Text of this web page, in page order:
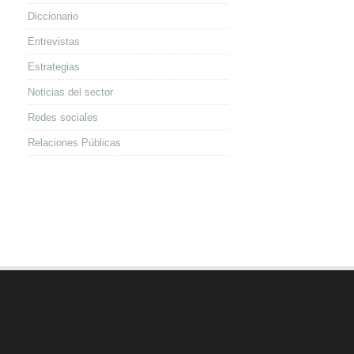
Diccionario
Entrevistas
Estrategias
Noticias del sector
Redes sociales
Relaciones Públicas